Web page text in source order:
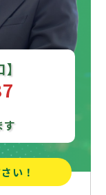
す
い！